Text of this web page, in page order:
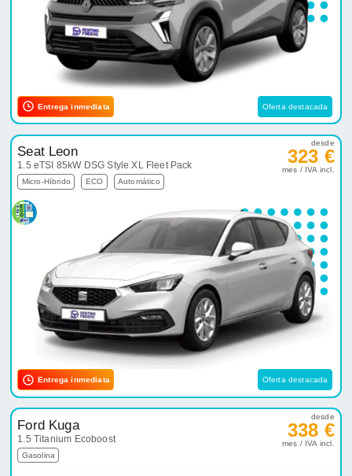
Entrega inmediata Oferta destacada
Seat Leon
1.5 eTSI 85kW DSG Style XL Fleet Pack
Micro-Híbrido ECO Automático
desde
323 €
mes / IVA incl.
Entrega inmediata Oferta destacada
Ford Kuga
1.5 Titanium Ecoboost
Gasolina
desde
338 €
mes / IVA incl.